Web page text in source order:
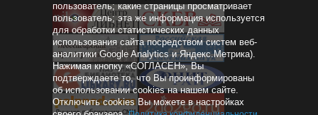
пользователь; какие страницы просматривает
пользователь; эта же информация используется
для обработки статистических данных
использования сайта посредством систем веб-
аналитики Google Analytics и Яндекс.Метрика).
Нажимая кнопку «СОГЛАСЕН», Вы
подтверждаете то, что Вы проинформированы
об использовании cookies на нашем сайте.
Отключить cookies Вы можете в настройках